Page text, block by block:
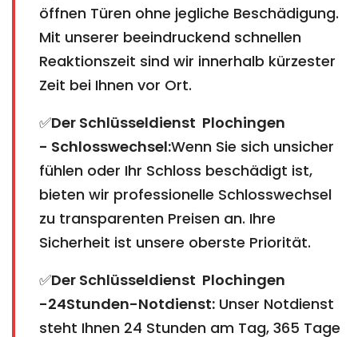
öffnen Türen ohne jegliche Beschädigung.
Mit unserer beeindruckend schnellen
Reaktionszeit sind wir innerhalb kürzester
Zeit bei Ihnen vor Ort.
✅Der Schlüsseldienst Plochingen
- Schlosswechsel:Wenn Sie sich unsicher
fühlen oder Ihr Schloss beschädigt ist,
bieten wir professionelle Schlosswechsel
zu transparenten Preisen an. Ihre
Sicherheit ist unsere oberste Priorität.
✅Der Schlüsseldienst Plochingen
-24Stunden-Notdienst: Unser Notdienst
steht Ihnen 24 Stunden am Tag, 365 Tage